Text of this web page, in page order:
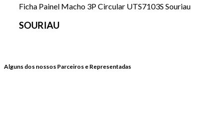
Ficha Painel Macho 3P Circular UTS7103S Souriau
SOURIAU
Alguns dos nossos Parceiros e Representadas